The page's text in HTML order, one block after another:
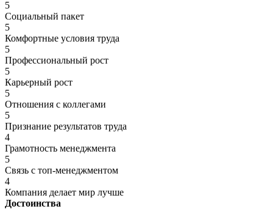
5
Социальный пакет
5
Комфортные условия труда
5
Профессиональный рост
5
Карьерный рост
5
Отношения с коллегами
5
Признание результатов труда
4
Грамотность менеджмента
5
Связь с топ-менеджментом
4
Компания делает мир лучше
Достоинства